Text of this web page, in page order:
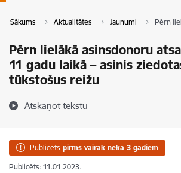
Sākums Aktualitātes Jaunumi Pērn
Pērn lielākā asinsdonoru
11 gadu laikā – asinis
tūkstošus reižu
Atskaņot tekstu
Publicēts pirms vairāk nekā 3 gadiem
Publicēts: 11.01.2023.